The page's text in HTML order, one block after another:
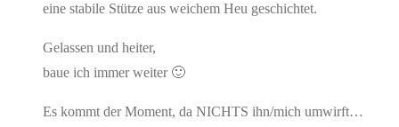
eine stabile Stütze aus weichem Heu geschichtet.
Gelassen und heiter,
baue ich immer weiter 🙂
Es kommt der Moment, da NICHTS ihn/mich umwirft…